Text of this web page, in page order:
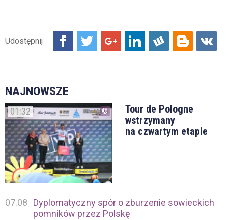
NAJNOWSZE
01:32
Tour de Pologne
wstrzymany
na czwartym etapie
07.08
Dyplomatyczny spór o zburzenie sowieckich
pomników przez Polskę